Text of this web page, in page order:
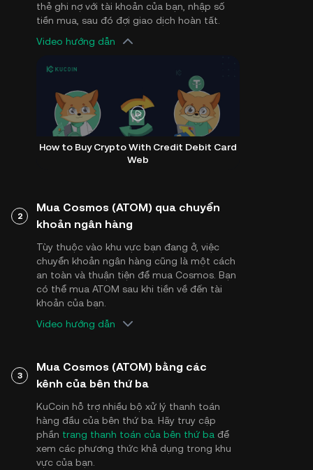
thẻ ghi nợ với tài khoản của bạn, nhập số
tiền mua, sau đó đợi giao dịch hoàn tất.
Video hướng dẫn
How to Buy Crypto With Credit Debit Card
Web
2
Mua Cosmos (ATOM) qua chuyển
khoản ngân hàng
Tùy thuộc vào khu vực bạn đang ở, việc
chuyển khoản ngân hàng cũng là một cách
an toàn và thuận tiện để mua Cosmos. Bạn
có thể mua ATOM sau khi tiền về đến tài
khoản của bạn.
Video hướng dẫn
3
Mua Cosmos (ATOM) bằng các
kênh của bên thứ ba
KuCoin hỗ trợ nhiều bộ xử lý thanh toán
hàng đầu của bên thứ ba. Hãy truy cập
phần trang thanh toán của bên thứ ba để
xem các phương thức khả dụng trong khu
vực của bạn.